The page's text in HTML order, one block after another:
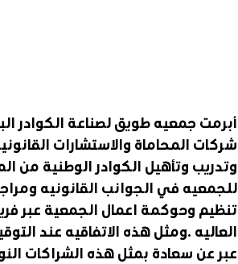
أبرمت جمعيه طويق لصناعة الكوادر
شركات المحاماة والاستشارات
وتدريب وتأهيل الكوادر الوطنية من
للجمعيه في الجوانب القانونيه
تنظيم وحوكمة اعمال الجمعية عبر
العاليه .ومثل هذه الاتفاقيه عند
عبر عن سعادة بمثل هذه الشراكات